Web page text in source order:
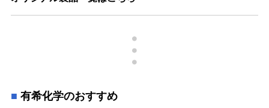
有希化学のおすすめ